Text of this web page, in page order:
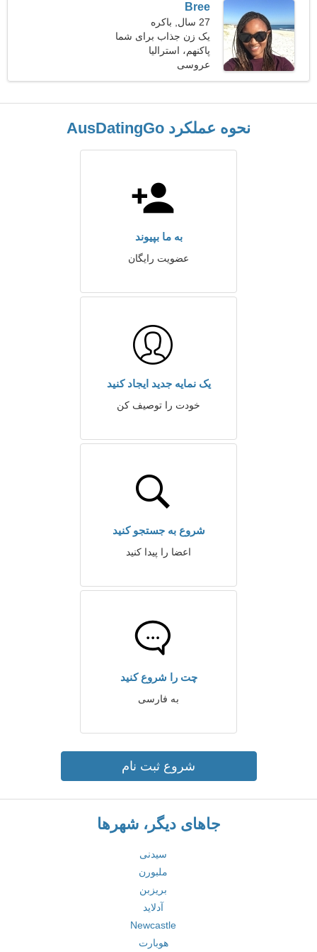
Bree
27 سال, باکره
یک زن جذاب برای شما
پاکنهم، استرالیا
عروسی
نحوه عملکرد AusDatingGo
به ما بپیوند
عضویت رایگان
یک نمایه جدید ایجاد کنید
خودت را توصیف کن
شروع به جستجو کنید
اعضا را پیدا کنید
چت را شروع کنید
به فارسی
شروع ثبت نام
جاهای دیگر، شهرها
سیدنی
ملبورن
بریزبن
آدلاید
Newcastle
هوبارت